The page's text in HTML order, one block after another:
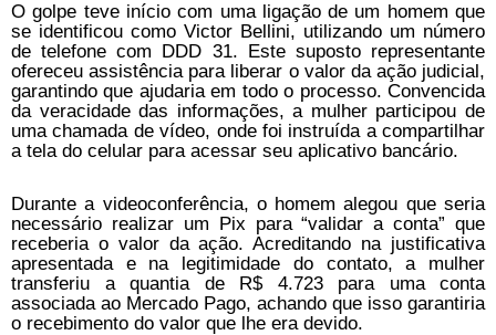
O golpe teve início com uma ligação de um homem que
se identificou como Victor Bellini, utilizando um número
de telefone com DDD 31. Este suposto representante
ofereceu assistência para liberar o valor da ação judicial,
garantindo que ajudaria em todo o processo. Convencida
da veracidade das informações, a mulher participou de
uma chamada de vídeo, onde foi instruída a compartilhar
a tela do celular para acessar seu aplicativo bancário.
Durante a videoconferência, o homem alegou que seria
necessário realizar um Pix para “validar a conta” que
receberia o valor da ação. Acreditando na justificativa
apresentada e na legitimidade do contato, a mulher
transferiu a quantia de R$ 4.723 para uma conta
associada ao Mercado Pago, achando que isso garantiria
o recebimento do valor que lhe era devido.